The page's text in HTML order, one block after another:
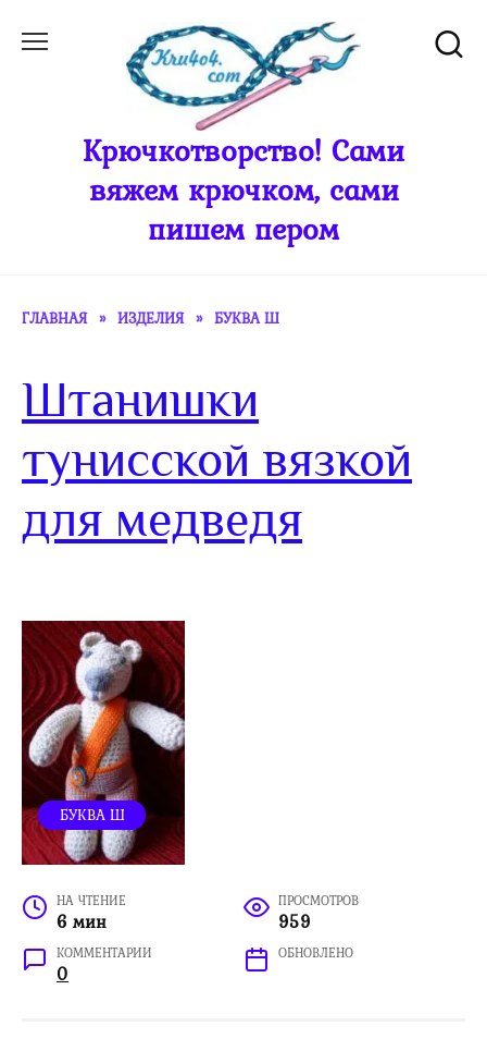
Крючкотворство! Сами
вяжем крючком, сами
пишем пером
ГЛАВНАЯ » ИЗДЕЛИЯ » БУКВА Ш
Штанишки
тунисской вязкой
для медведя
БУКВА Ш
НА ЧТЕНИЕ
6 мин
ПРОСМОТРОВ
959
КОММЕНТАРИИ
0
ОБНОВЛЕНО